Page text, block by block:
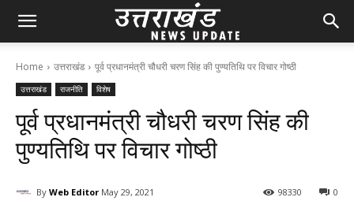
Home उत्तराखंड पूर्व प्रधानमंत्री चौधरी चरण सिंह की पुण्यतिथि पर विचार गोष्ठी
उत्तराखंड राजनीति विशेष
पूर्व प्रधानमंत्री चौधरी चरण सिंह की
पुण्यतिथि पर विचार गोष्ठी
By Web Editor May 29, 2021 0
98330